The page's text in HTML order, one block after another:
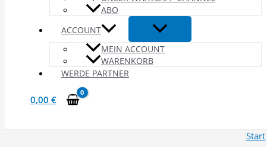
ABO
ACCOUNT
MEIN ACCOUNT
WARENKORB
WERDE PARTNER
0,00 €
Start